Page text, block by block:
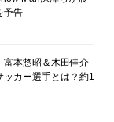
予告
富本惣昭＆木田佳介
カー選手とは？約1